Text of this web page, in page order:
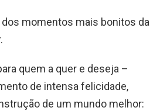
momentos mais bonitos da
quem a quer e deseja –
de intensa felicidade,
de um mundo melhor: